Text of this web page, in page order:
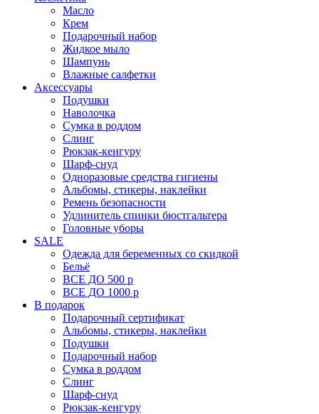
Масло
Крем
Подарочный набор
Жидкое мыло
Шампунь
Влажные салфетки
Аксессуары
Подушки
Наволочка
Сумка в роддом
Cлинг
Рюкзак-кенгуру
Шарф-снуд
Одноразовые средства гигиены
Альбомы, стикеры, наклейки
Ремень безопасности
Удлинитель спинки бюстгальтера
Головные уборы
SALE
Одежда для беременных со скидкой
Бельё
ВСЕ ДО 500 р
ВСЕ ДО 1000 р
В подарок
Подарочный сертификат
Альбомы, стикеры, наклейки
Подушки
Подарочный набор
Сумка в роддом
Слинг
Шарф-снуд
Рюкзак-кенгуру